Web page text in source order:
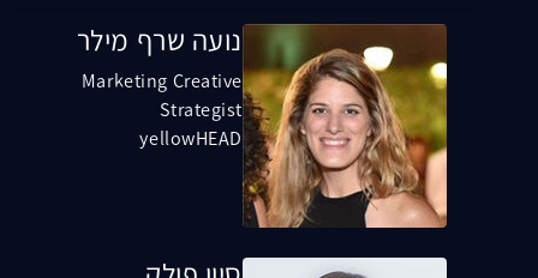
נועה שרף מילר
Marketing Creative
Strategist
yellowHEAD